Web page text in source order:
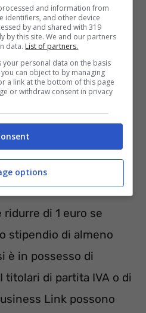
inclusi i seguenti
Banking (Banca
(1/anno);
Postamat;
online e da App.
di 1 euro se
stipendio di almeno
è in possesso di
titolari di partita IVA o di
Link possono
and information from
identifiers, and other device
by and shared with 319
by this site. We and our partners
data. List of partners.
your personal data on the basis
can object to by managing
a link at the bottom of this page
or withdraw consent in privacy
options